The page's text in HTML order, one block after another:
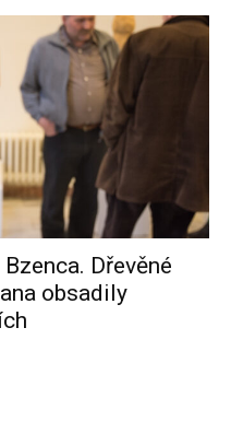
Dřevěné
obsadily